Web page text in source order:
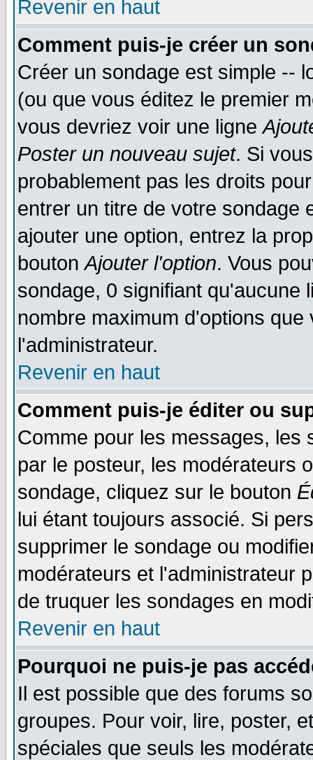
Revenir en haut
Comment puis-je créer un
Créer un sondage est simple --
(ou que vous éditez le premier
vous devriez voir une ligne
Poster un nouveau sujet. Si
probablement pas les droits
entrer un titre de votre sondage
ajouter une option, entrez la
boutonAjouter l'option. Vous
sondage, 0 signifiant qu'aucune
nombre maximum d'options
l'administrateur.
Revenir en haut
Comment puis-je éditer ou
Comme pour les messages, les
par le posteur, les modérateurs
sondage, cliquez sur le bouton
lui étant toujours associé. Si
supprimer le sondage ou
modérateurs et l'administrateur
de truquer les sondages en
Revenir en haut
Pourquoi ne puis-je pas
Il est possible que des forums
groupes. Pour voir, lire, poster,
spéciales que seuls les